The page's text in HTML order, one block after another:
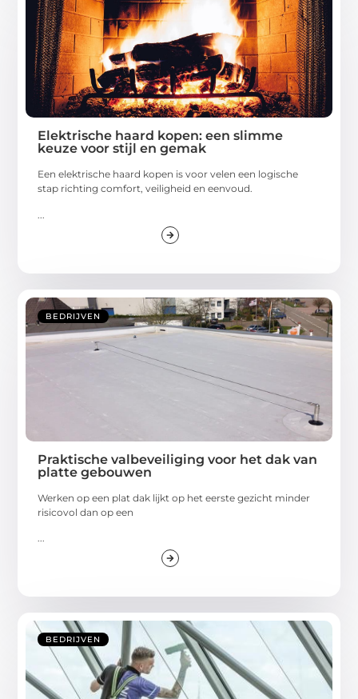
Elektrische haard kopen: een slimme
keuze voor stijl en gemak
Een elektrische haard kopen is voor velen een logische
stap richting comfort, veiligheid en eenvoud.
BEDRIJVEN
Praktische valbeveiliging voor het dak van
platte gebouwen
Werken op een plat dak lijkt op het eerste gezicht minder
risicovol dan op een
...
BEDRIJVEN